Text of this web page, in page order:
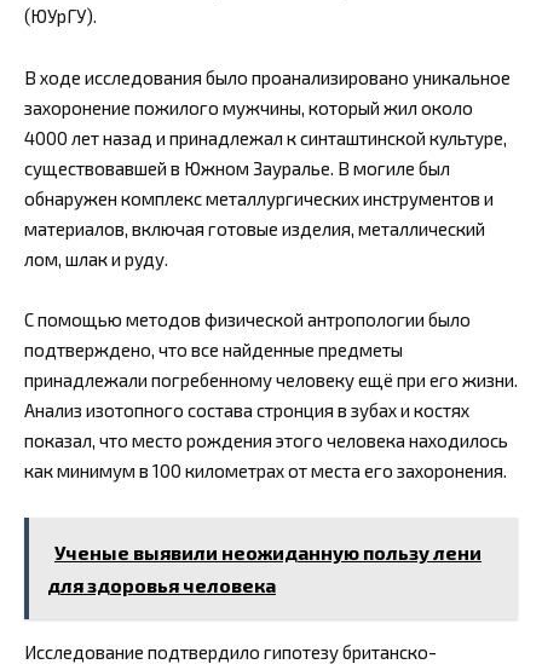
(ЮУрГУ).
В ходе исследования было проанализировано уникальное
захоронение пожилого мужчины, который жил около
4000 лет назад и принадлежал к синташтинской культуре,
существовавшей в Южном Зауралье. В могиле был
обнаружен комплекс металлургических инструментов и
материалов, включая готовые изделия, металлический
лом, шлак и руду.
С помощью методов физической антропологии было
подтверждено, что все найденные предметы
принадлежали погребенному человеку ещё при его жизни.
Анализ изотопного состава стронция в зубах и костях
показал, что место рождения этого человека находилось
как минимум в 100 километрах от места его захоронения.
Ученые выявили неожиданную пользу лени
для здоровья человека
Исследование подтвердило гипотезу британско-